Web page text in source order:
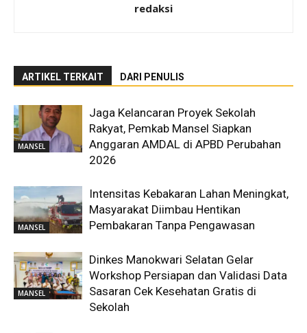
redaksi
ARTIKEL TERKAIT DARI PENULIS
MANSEL
Jaga Kelancaran Proyek Sekolah
Rakyat, Pemkab Mansel Siapkan
Anggaran AMDAL di APBD Perubahan
2026
MANSEL
Intensitas Kebakaran Lahan Meningkat,
Masyarakat Diimbau Hentikan
Pembakaran Tanpa Pengawasan
MANSEL
Dinkes Manokwari Selatan Gelar
Workshop Persiapan dan Validasi Data
Sasaran Cek Kesehatan Gratis di
Sekolah